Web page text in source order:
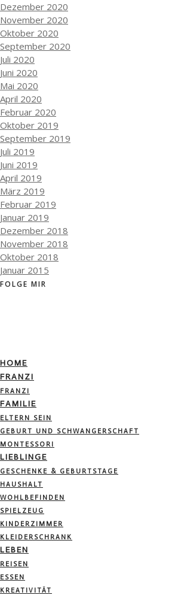
Dezember 2020
November 2020
Oktober 2020
September 2020
Juli 2020
Juni 2020
Mai 2020
April 2020
Februar 2020
Oktober 2019
September 2019
Juli 2019
Juni 2019
April 2019
März 2019
Februar 2019
Januar 2019
Dezember 2018
November 2018
Oktober 2018
Januar 2015
FOLGE MIR
HOME
FRANZI
FRANZI
FAMILIE
ELTERN SEIN
GEBURT UND SCHWANGERSCHAFT
MONTESSORI
LIEBLINGE
GESCHENKE & GEBURTSTAGE
HAUSHALT
WOHLBEFINDEN
SPIELZEUG
KINDERZIMMER
KLEIDERSCHRANK
LEBEN
REISEN
ESSEN
KREATIVITÄT